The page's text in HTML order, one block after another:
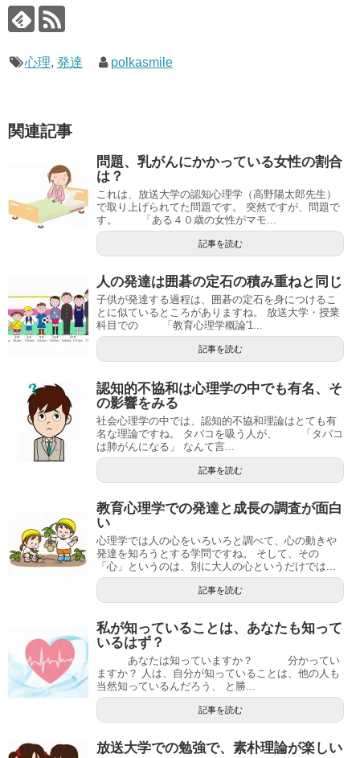
心理, 発達 polkasmile
関連記事
問題、乳がんにかかっている女性の割合
は？
これは、放送大学の認知心理学（高野陽太郎先生）
で取り上げられてた問題です。 突然ですが、問題で
す。 「ある４０歳の女性がマモ...
記事を読む
人の発達は囲碁の定石の積み重ねと同じ
子供が発達する過程は、囲碁の定石を身につけるこ
とに似ているところがありますね。 放送大学・授業
科目での 「教育心理学概論'1...
記事を読む
認知的不協和は心理学の中でも有名、そ
の影響をみる
社会心理学の中では、認知的不協和理論はとても有
名な理論ですね。 タバコを吸う人が、 「タバコ
は肺がんになる」 なんて言...
記事を読む
教育心理学での発達と成長の調査が面白
い
心理学では人の心をいろいろと調べて、心の動きや
発達を知ろうとする学問ですね。 そして、その
「心」というのは、別に大人の心というだけでは...
記事を読む
私が知っていることは、あなたも知って
いるはず？
あなたは知っていますか？ 分かってい
ますか？ 人は、自分が知っていることは、他の人も
当然知っているんだろう、 と勝...
記事を読む
放送大学での勉強で、素朴理論が楽しい